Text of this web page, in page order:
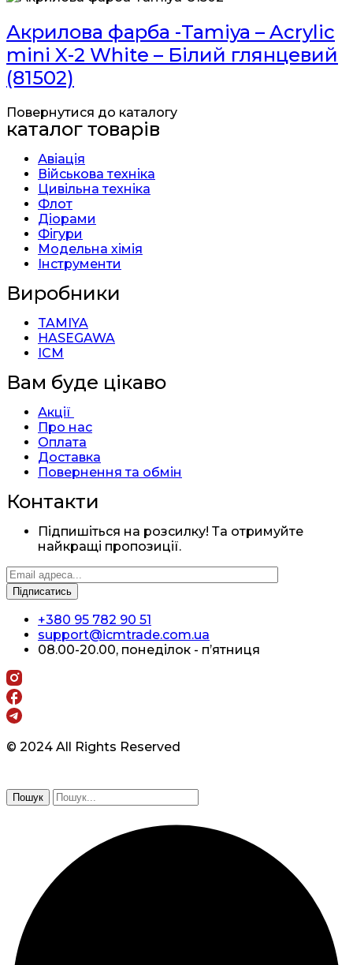
Акрилова фарба -Tamiya – Acrylic
mini X-2 White – Білий глянцевий
(81502)
Повернутися до каталогу
каталог товарів
Авіація
Військова техніка
Цивільна техніка
Флот
Діорами
Фігури
Модельна хімія
Інструменти
Виробники
TAMIYA
HASEGAWA
ICM
Вам буде цікаво
Акції
Про нас
Оплата
Доставка
Повернення та обмін
Контакти
Підпишіться на розсилку! Та отримуйте
найкращі пропозиції.
+380 95 782 90 51
support@icmtrade.com.ua
08.00-20.00, понеділок - п’ятниця
© 2024 All Rights Reserved
Пошук